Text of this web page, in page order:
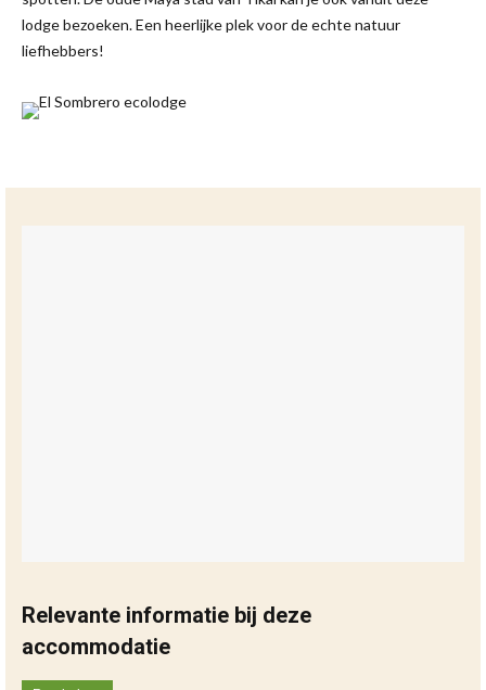
lodge bezoeken. Een heerlijke plek voor de echte natuur
liefhebbers!
Relevante informatie bij deze
accommodatie